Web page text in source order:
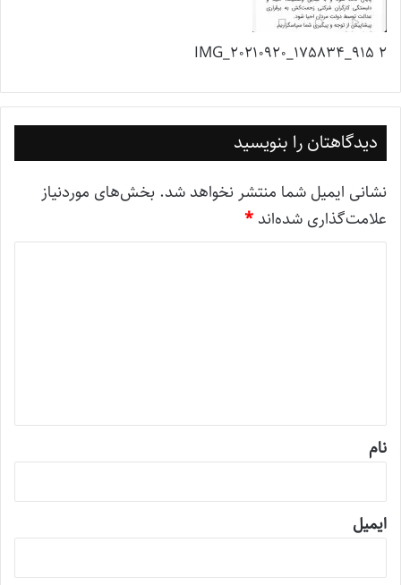
IMG_20210920_175834_915 2
دیدگاهتان را بنویسید
نشانی ایمیل شما منتشر نخواهد شد. بخش‌های موردنیاز
علامت‌گذاری شده‌اند *
نام
ایمیل